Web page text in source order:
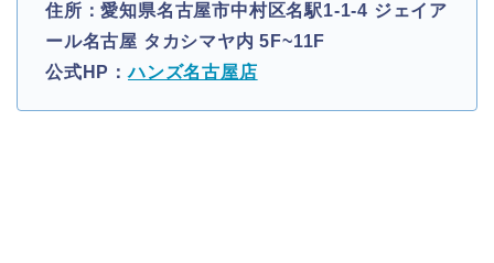
住所：愛知県名古屋市中村区名駅1-1-4 ジェイア
ール名古屋 タカシマヤ内 5F~11F
公式HP：ハンズ名古屋店